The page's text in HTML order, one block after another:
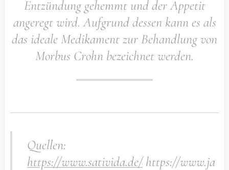
Entzündung gehemmt und der Appetit
angeregt wird. Aufgrund dessen kann es als
das ideale Medikament zur Behandlung von
Morbus Crohn bezeichnet werden.
Quellen:
https://www.sativida.de/https://www.ja